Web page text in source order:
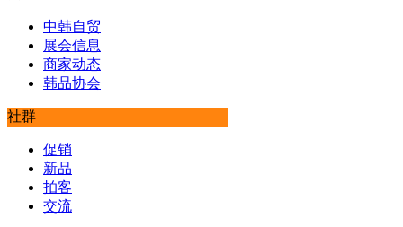
中韩自贸
展会信息
商家动态
韩品协会
社群
促销
新品
拍客
交流